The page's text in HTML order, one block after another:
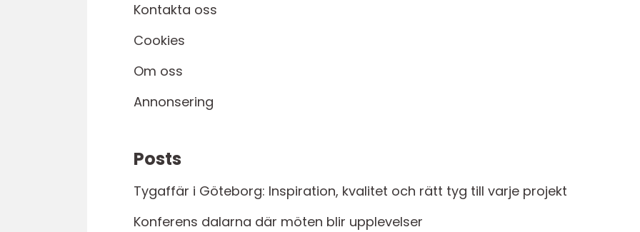
Kontakta oss
Cookies
Om oss
Annonsering
Posts
Tygaffär i Göteborg: Inspiration, kvalitet och rätt tyg till varje projekt
Konferens dalarna där möten blir upplevelser